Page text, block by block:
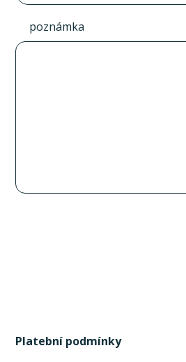
poznámka
Platební podmínky